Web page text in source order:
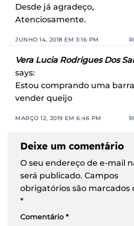
Desde já agradeço,
Atenciosamente.
JUNHO 14, 2018 EM 3:16 PM
Vera Lucia Rodrigues Dos
says:
Estou comprando uma
vender queijo
MARÇO 12, 2019 EM 6:46 PM
Deixe um comentário
O seu endereço de e-mail
será publicado. Campos
obrigatórios são marcados
*
Comentário *